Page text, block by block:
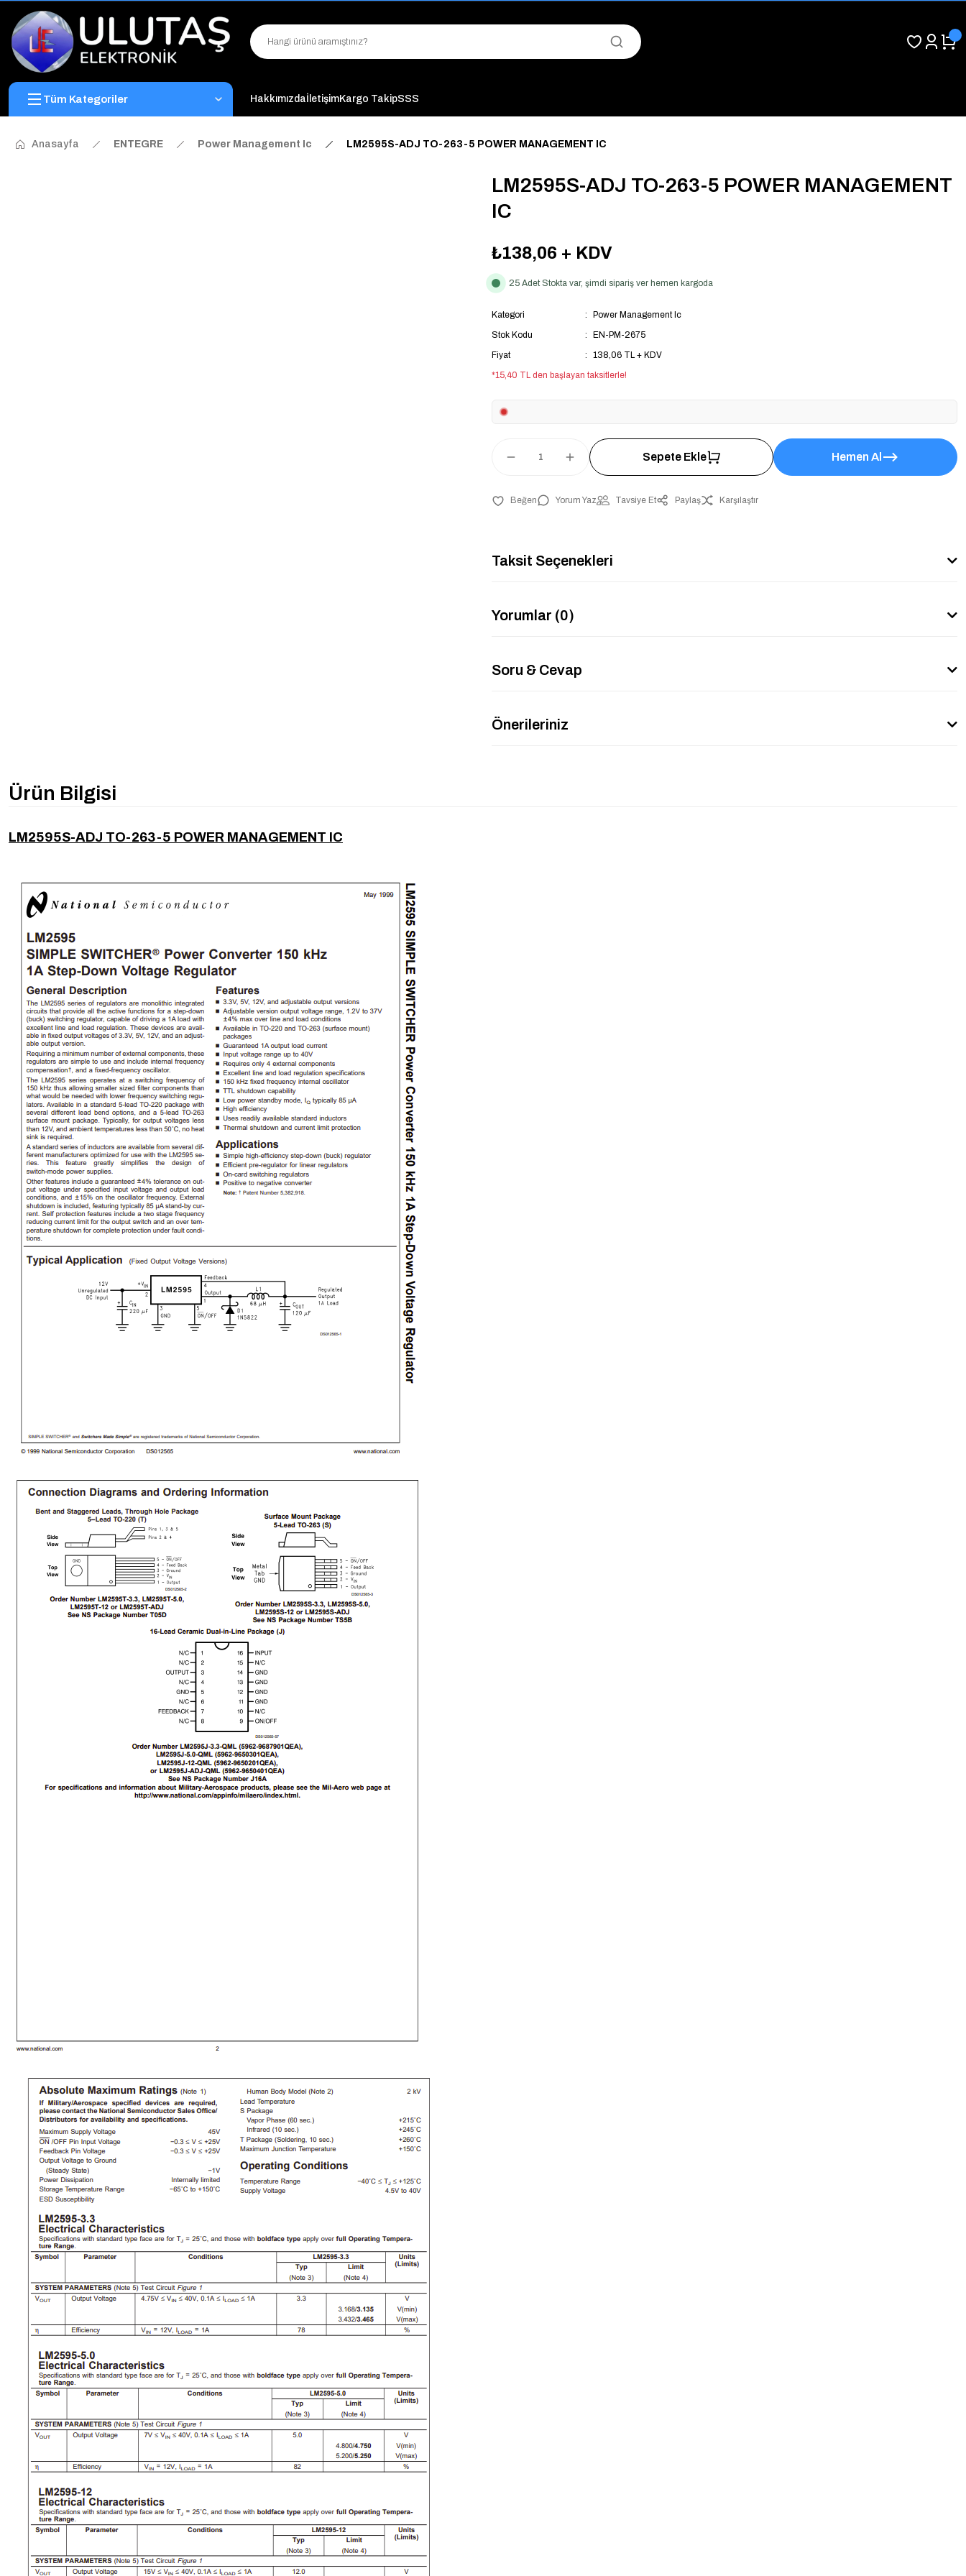
"Binlerce Ürün Çeşitliliği ile Stoktan Hemen Teslim."
"Toptan Fiyatına Perakende Satış Avantajını Kaçırmayın!"
Tüm Kategoriler HakkımızdaİletişimKargo TakipSSS
Anasayfa ENTEGRE Power Management Ic LM2595S-ADJ TO-263-5 POWER MANAGEMENT IC
LM2595S-ADJ TO-263-5 POWER MANAGEMENT
IC
₺138,06 + KDV
25 Adet Stokta var, şimdi sipariş ver hemen kargoda
Kategori
Power Management Ic
Stok Kodu
EN-PM-2675
Fiyat
138,06 TL + KDV
*15,40 TL den başlayan taksitlerle!
Sepete Ekle Hemen Al
Yorum Yaz Tavsiye Et Paylaş Karşılaştır
Taksit Seçenekleri
Yorumlar (0)
Soru & Cevap
Önerileriniz
Ürün Bilgisi
LM2595S-ADJ TO-263-5 POWER MANAGEMENT IC